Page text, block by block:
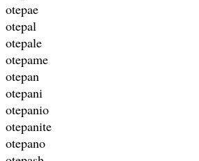
otepae
otepal
otepale
otepame
otepan
otepani
otepanio
otepanite
otepano